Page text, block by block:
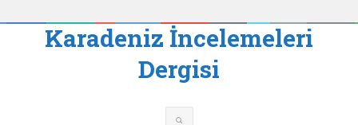
Karadeniz İncelemeleri
Dergisi